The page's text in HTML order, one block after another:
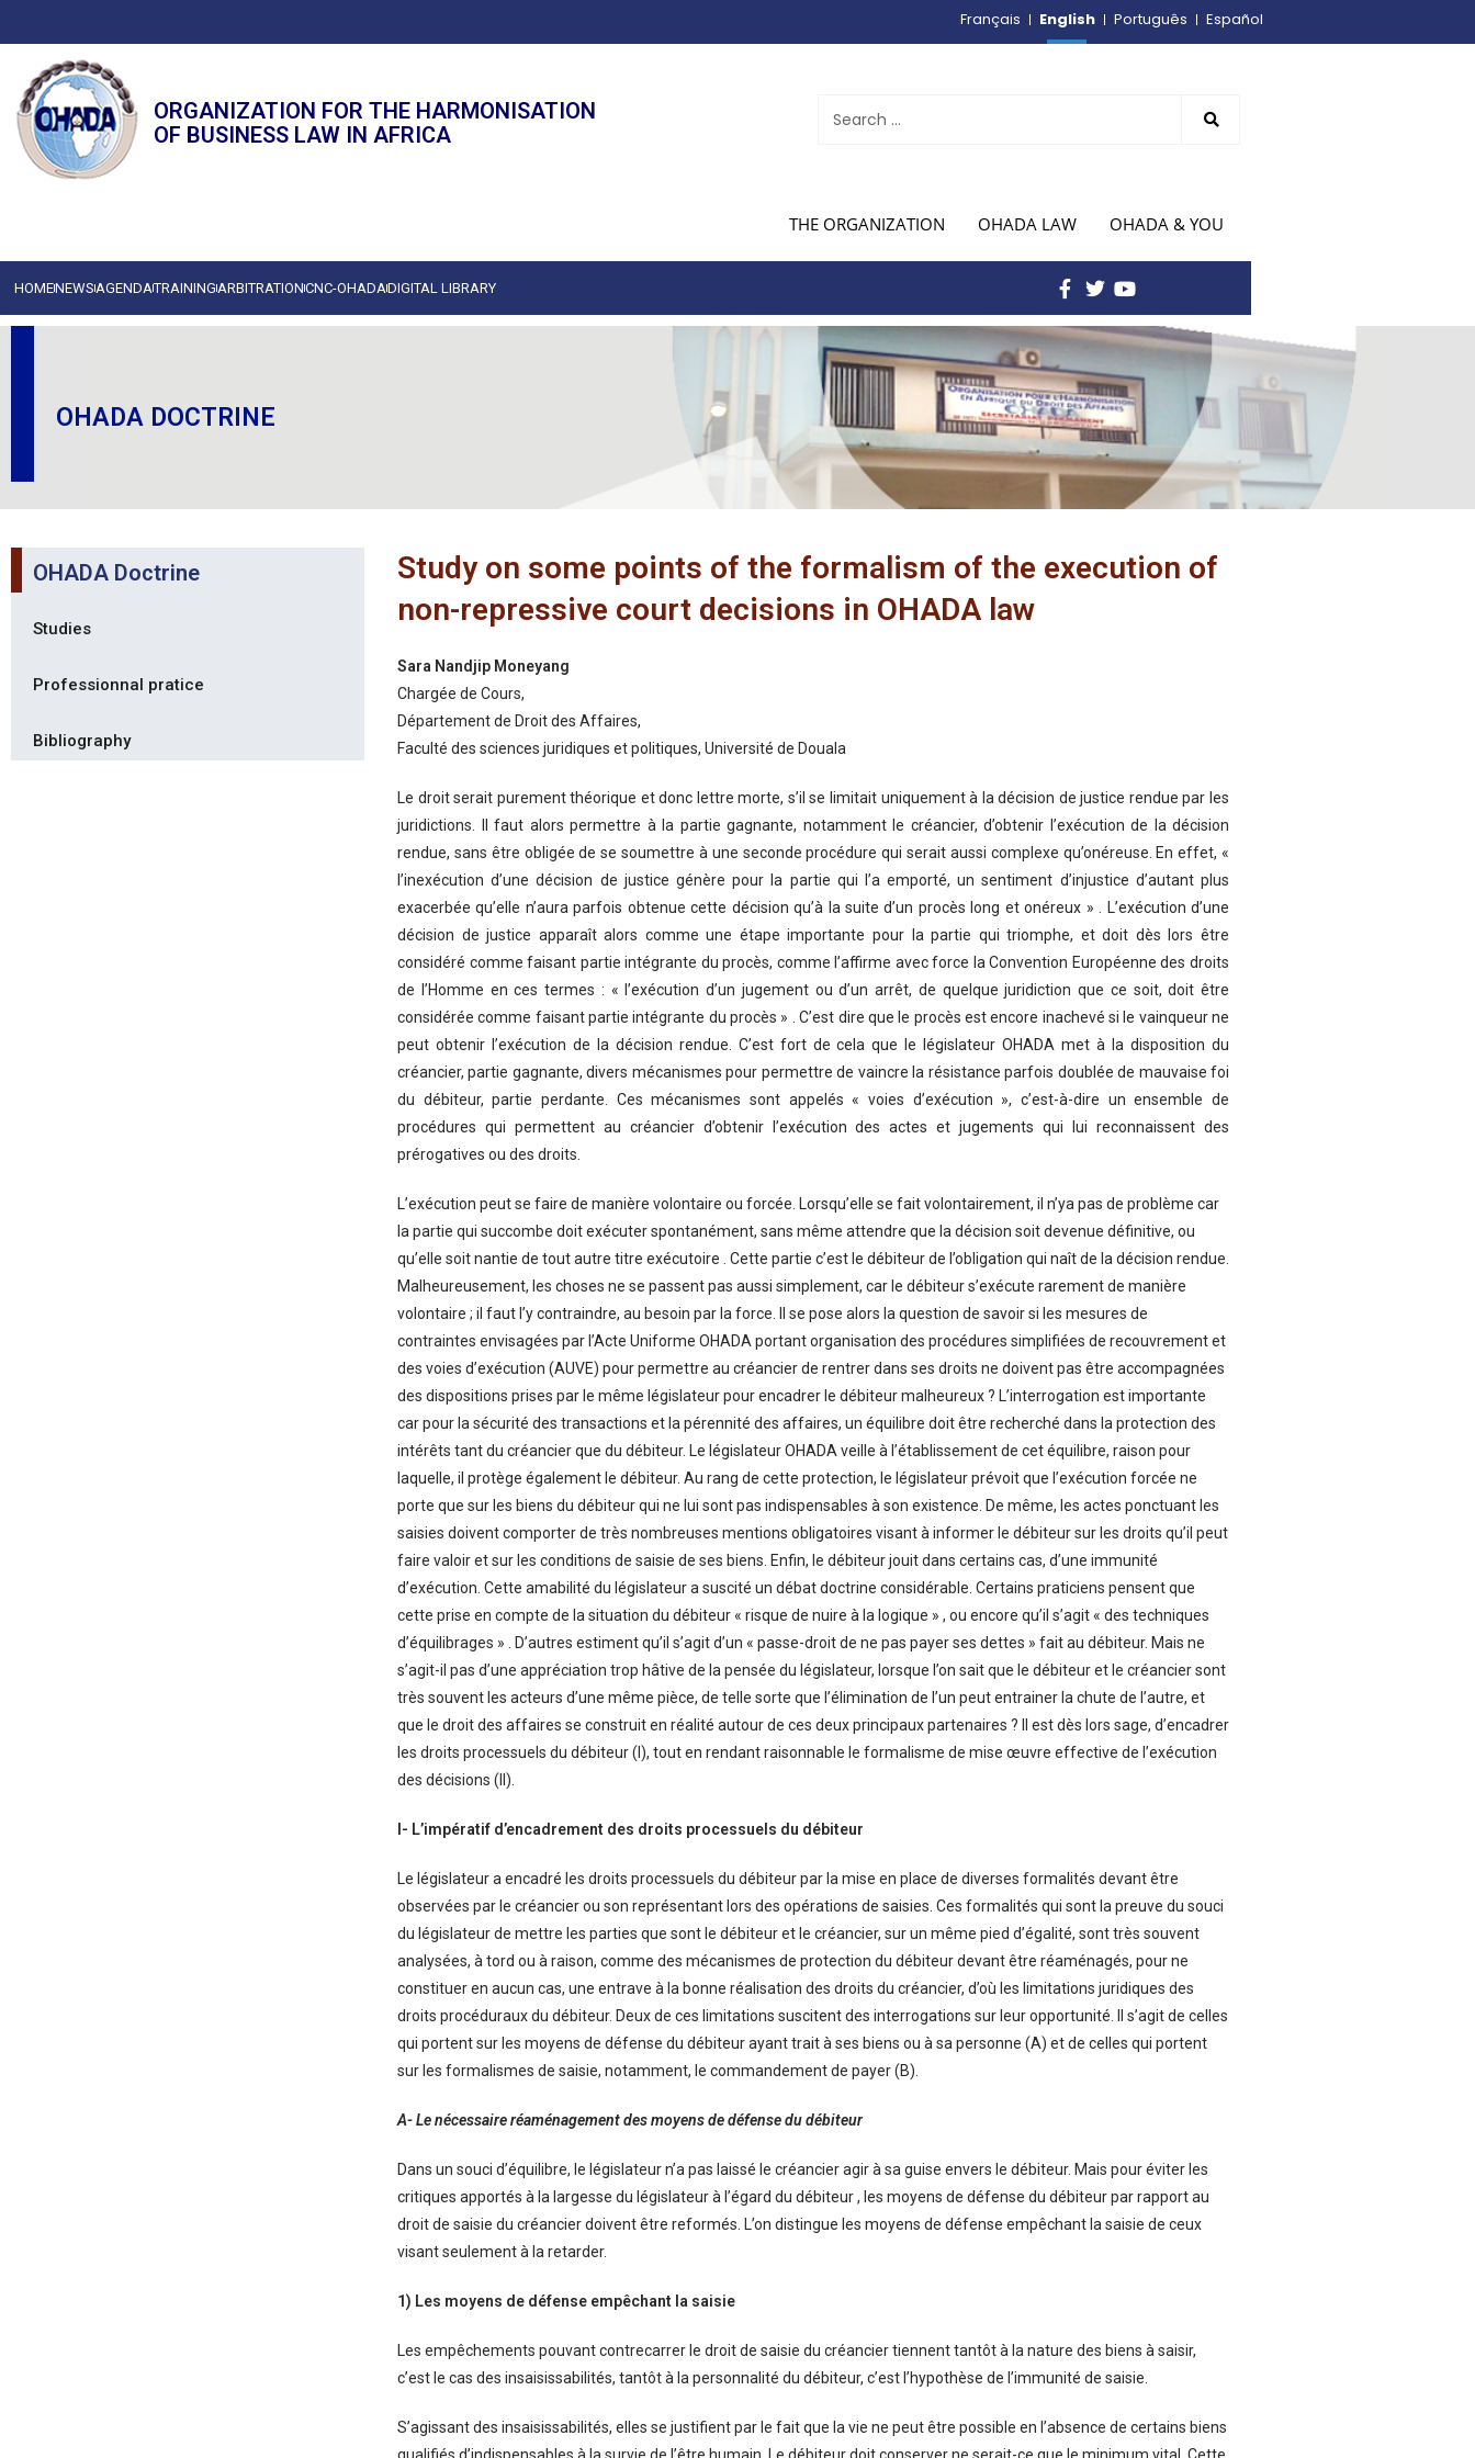
Français English Português Español
ORGANIZATION FOR THE HARMONISATION
OF BUSINESS LAW IN AFRICA
THE ORGANIZATION OHADA LAW OHADA & YOU
HOMENEWSAGENDATRAININGARBITRATIONCNC-OHADADIGITAL LIBRARY
OHADA DOCTRINE
OHADA Doctrine
Studies
Professionnal pratice
Bibliography
Study on some points of the formalism of the execution of
non-repressive court decisions in OHADA law
Sara Nandjip Moneyang
Chargée de Cours,
Département de Droit des Affaires,
Faculté des sciences juridiques et politiques, Université de Douala
Le droit serait purement théorique et donc lettre morte, s’il se limitait uniquement à la décision de justice rendue par les
juridictions. Il faut alors permettre à la partie gagnante, notamment le créancier, d’obtenir l’exécution de la décision
rendue, sans être obligée de se soumettre à une seconde procédure qui serait aussi complexe qu’onéreuse. En effet, «
l’inexécution d’une décision de justice génère pour la partie qui l’a emporté, un sentiment d’injustice d’autant plus
exacerbée qu’elle n’aura parfois obtenue cette décision qu’à la suite d’un procès long et onéreux » . L’exécution d’une
décision de justice apparaît alors comme une étape importante pour la partie qui triomphe, et doit dès lors être
considéré comme faisant partie intégrante du procès, comme l’affirme avec force la Convention Européenne des droits
de l’Homme en ces termes : « l’exécution d’un jugement ou d’un arrêt, de quelque juridiction que ce soit, doit être
considérée comme faisant partie intégrante du procès » . C’est dire que le procès est encore inachevé si le vainqueur ne
peut obtenir l’exécution de la décision rendue. C’est fort de cela que le législateur OHADA met à la disposition du
créancier, partie gagnante, divers mécanismes pour permettre de vaincre la résistance parfois doublée de mauvaise foi
du débiteur, partie perdante. Ces mécanismes sont appelés « voies d’exécution », c’est-à-dire un ensemble de
procédures qui permettent au créancier d’obtenir l’exécution des actes et jugements qui lui reconnaissent des
prérogatives ou des droits.
L’exécution peut se faire de manière volontaire ou forcée. Lorsqu’elle se fait volontairement, il n’ya pas de problème car
la partie qui succombe doit exécuter spontanément, sans même attendre que la décision soit devenue définitive, ou
qu’elle soit nantie de tout autre titre exécutoire . Cette partie c’est le débiteur de l’obligation qui naît de la décision rendue.
Malheureusement, les choses ne se passent pas aussi simplement, car le débiteur s’exécute rarement de manière
volontaire ; il faut l’y contraindre, au besoin par la force. Il se pose alors la question de savoir si les mesures de
contraintes envisagées par l’Acte Uniforme OHADA portant organisation des procédures simplifiées de recouvrement et
des voies d’exécution (AUVE) pour permettre au créancier de rentrer dans ses droits ne doivent pas être accompagnées
des dispositions prises par le même législateur pour encadrer le débiteur malheureux ? L’interrogation est importante
car pour la sécurité des transactions et la pérennité des affaires, un équilibre doit être recherché dans la protection des
intérêts tant du créancier que du débiteur. Le législateur OHADA veille à l’établissement de cet équilibre, raison pour
laquelle, il protège également le débiteur. Au rang de cette protection, le législateur prévoit que l’exécution forcée ne
porte que sur les biens du débiteur qui ne lui sont pas indispensables à son existence. De même, les actes ponctuant les
saisies doivent comporter de très nombreuses mentions obligatoires visant à informer le débiteur sur les droits qu’il peut
faire valoir et sur les conditions de saisie de ses biens. Enfin, le débiteur jouit dans certains cas, d’une immunité
d’exécution. Cette amabilité du législateur a suscité un débat doctrine considérable. Certains praticiens pensent que
cette prise en compte de la situation du débiteur « risque de nuire à la logique » , ou encore qu’il s’agit « des techniques
d’équilibrages » . D’autres estiment qu’il s’agit d’un « passe-droit de ne pas payer ses dettes » fait au débiteur. Mais ne
s’agit-il pas d’une appréciation trop hâtive de la pensée du législateur, lorsque l’on sait que le débiteur et le créancier sont
très souvent les acteurs d’une même pièce, de telle sorte que l’élimination de l’un peut entrainer la chute de l’autre, et
que le droit des affaires se construit en réalité autour de ces deux principaux partenaires ? Il est dès lors sage, d’encadrer
les droits processuels du débiteur (I), tout en rendant raisonnable le formalisme de mise œuvre effective de l’exécution
des décisions (II).
I- L’impératif d’encadrement des droits processuels du débiteur
Le législateur a encadré les droits processuels du débiteur par la mise en place de diverses formalités devant être
observées par le créancier ou son représentant lors des opérations de saisies. Ces formalités qui sont la preuve du souci
du législateur de mettre les parties que sont le débiteur et le créancier, sur un même pied d’égalité, sont très souvent
analysées, à tord ou à raison, comme des mécanismes de protection du débiteur devant être réaménagés, pour ne
constituer en aucun cas, une entrave à la bonne réalisation des droits du créancier, d’où les limitations juridiques des
droits procéduraux du débiteur. Deux de ces limitations suscitent des interrogations sur leur opportunité. Il s’agit de celles
qui portent sur les moyens de défense du débiteur ayant trait à ses biens ou à sa personne (A) et de celles qui portent
sur les formalismes de saisie, notamment, le commandement de payer (B).
A- Le nécessaire réaménagement des moyens de défense du débiteur
Dans un souci d’équilibre, le législateur n’a pas laissé le créancier agir à sa guise envers le débiteur. Mais pour éviter les
critiques apportés à la largesse du législateur à l’égard du débiteur , les moyens de défense du débiteur par rapport au
droit de saisie du créancier doivent être reformés. L’on distingue les moyens de défense empêchant la saisie de ceux
visant seulement à la retarder.
1) Les moyens de défense empêchant la saisie
Les empêchements pouvant contrecarrer le droit de saisie du créancier tiennent tantôt à la nature des biens à saisir,
c’est le cas des insaisissabilités, tantôt à la personnalité du débiteur, c’est l’hypothèse de l’immunité de saisie.
S’agissant des insaisissabilités, elles se justifient par le fait que la vie ne peut être possible en l’absence de certains biens